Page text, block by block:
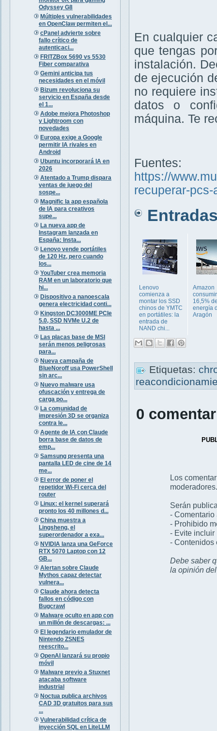
Odyssey G8
Múltiples vulnerabilidades
en OpenClaw permiten el...
cPanel advierte sobre
fallo crítico de
autenticaci...
FRITZBox 5690 vs 5530
Fiber comparativa
Gemini anticipa tus
necesidades en el móvil
Bizum revoluciona su
servicio en España desde
el 1...
Adobe mejora Photoshop
y Lightroom con
novedades
Europa exige a Google
permitir IA rivales en
Android
Ubuntu incorporará IA en
2026
Atentado a Trump dispara
ventas de juego del
sospe...
Magnific la app española
de IA para creativos
supe...
La nueva app de
Instagram lanzada en
España: Insta...
Lenovo vende portátiles
de 120 Hz, pero cuando
los...
YouTuber crea memoria
RAM en un laboratorio que
hi...
Dispositivo a nanoescala
genera electricidad conti...
Kingston DC3000ME PCIe
5.0, SSD NVMe U.2 de
hasta ...
Las placas base de MSI
serán menos peligrosas
para...
Nueva campaña de
BlueNoroff usa PowerShell
sin arc...
Nuevo malware usa
ofuscación y entrega de
carga po...
La comunidad de
impresión 3D se organiza
contra le...
Agente de IA con Claude
borra base de datos de
emp...
Samsung presenta una
pantalla LED de cine de 14
me...
El error de poner el
repetidor Wi-Fi cerca del
router
Linux: el kernel superará
pronto los 40 millones d...
China muestra a
Lingsheng, el
superordenador a exa...
NVIDIA lanza una GeForce
RTX 5070 Laptop con 12
GB...
Alertan sobre Claude
Mythos capaz detectar
vulnera...
Claude ahora detecta
fallos en código con
Bugcrawl
Malware oculto en app con
un millón de descargas: ...
El legendario emulador de
Nintendo ZSNES
reescrito...
OpenAI lanzará su propio
móvil
Malware previo a Stuxnet
atacaba software
industrial
Noctua publica archivos
CAD 3D gratuitos para sus
...
Vulnerabilidad crítica de
inyección SQL en LiteLLM
En cualquier
que tengas
instalación.
de ejecución
no requiere
datos o
máquina. Te
Fuentes:
https://
recuperar-
Entradas
Lenovo
comienza a
montar los SSD
chinos de YMTC
en portátiles: la
entrada de
NAND chi...
Amazon
16,5%
energía
Aragón
Etiquetas:
0
Los
moderadores.
Serán
- Comentario
- Prohibido
- Evite incluir
- Contenidos
Debe saber
la opinión